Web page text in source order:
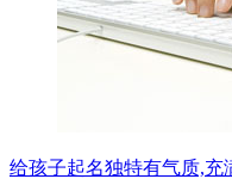
给孩子起名独特有气质,充